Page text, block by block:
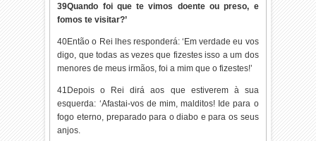
39Quando foi que te vimos doente ou preso, e
fomos te visitar?’
40Então o Rei lhes responderá: ‘Em verdade eu vos
digo, que todas as vezes que fizestes isso a um dos
menores de meus irmãos, foi a mim que o fizestes!’
41Depois o Rei dirá aos que estiverem à sua
esquerda: ‘Afastai-vos de mim, malditos! Ide para o
fogo eterno, preparado para o diabo e para os seus
anjos.